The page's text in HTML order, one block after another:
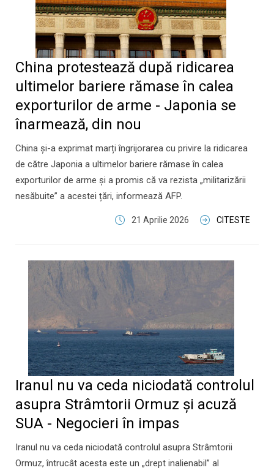
China protestează după ridicarea
ultimelor bariere rămase în calea
exporturilor de arme - Japonia se
înarmează, din nou
China și-a exprimat marți îngrijorarea cu privire la ridicarea
de către Japonia a ultimelor bariere rămase în calea
exporturilor de arme și a promis că va rezista „militarizării
nesăbuite” a acestei țări, informează AFP.
21 Aprilie 2026 CITESTE
Iranul nu va ceda niciodată controlul
asupra Strâmtorii Ormuz și acuză
SUA - Negocieri în impas
Iranul nu va ceda niciodată controlul asupra Strâmtorii
Ormuz, întrucât acesta este un „drept inalienabil” al